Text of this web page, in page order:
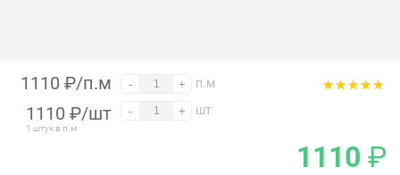
1110 ₽/п.м - + п.м
1110 ₽/шт
1 штук в п.м
- + шт
1110 ₽